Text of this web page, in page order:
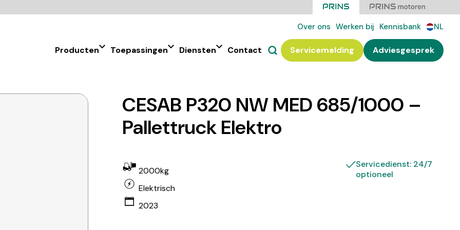
Over ons Werken bij Kennisbank NL
Producten Toepassingen Diensten Contact Servicemelding Adviesgesprek
CESAB P320 NW MED 685/1000 –
Pallettruck Elektro
2000kg
Elektrisch
2023
Servicedienst: 24/7
optioneel